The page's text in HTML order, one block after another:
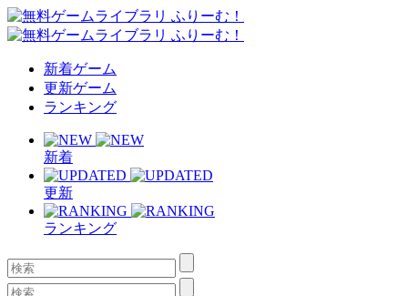
新着ゲーム
更新ゲーム
ランキング
新着
更新
ランキング